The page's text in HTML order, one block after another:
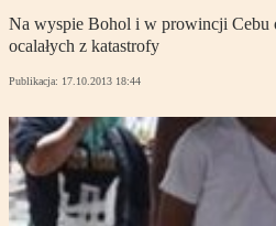
Na wyspie Bohol i w prowincji Cebu
ocalałych z katastrofy
Publikacja: 17.10.2013 18:44